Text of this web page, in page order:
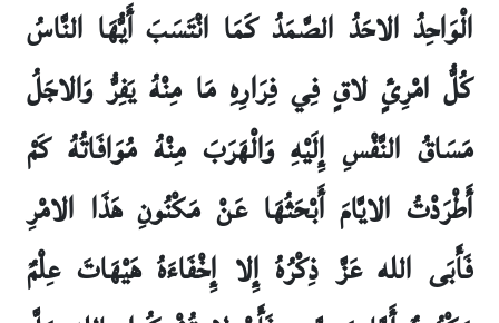
الْوَاحِدُ الاحَدُ الصَّمَدُ كَمَا انْتَسَبَ أَيُّهَا النَّاسُ
كُلُّ امْرِئٍ لاقٍ فِي فِرَارِهِ مَا مِنْهُ يَفِرُّ وَالاجَلُ
مَسَاقُ النَّفْسِ إِلَيْهِ وَالْهَرَبَ مِنْهُ مُوَافَاتُهُ كَمْ
أَطْرَدْتُ الايَّامَ أَبْحَثُهَا عَنْ مَكْنُونِ هَذَا الامْرِ
فَأَبَى الله عَزَّ ذِكْرُهُ إِلا إِخْفَاءَهُ هَيْهَاتَ عِلْمٌ